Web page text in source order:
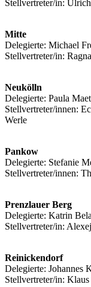
Stellvertreter/in:
Mitte
Delegierte: Michael
Stellvertreter/in:
Neukölln
Delegierte: Paula
Stellvertreter/innen:
Werle
Pankow
Delegierte: Stefanie
Stellvertreter/innen:
Prenzlauer Berg
Delegierte: Katrin
Stellvertreter/in:
Reinickendorf
Delegierte: Johannes
Stellvertreter/in: